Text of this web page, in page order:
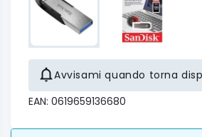
Avvisami quando torna
EAN: 0619659136680